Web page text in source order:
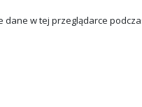
dane w tej przeglądarce